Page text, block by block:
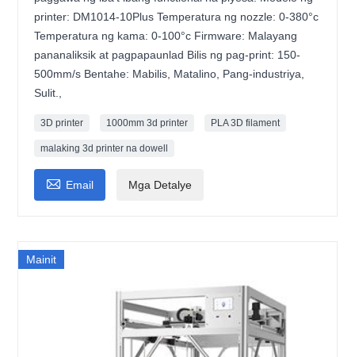
printer: DM1014-10Plus Temperatura ng nozzle: 0-380°c
Temperatura ng kama: 0-100°c Firmware: Malayang
pananaliksik at pagpapaunlad Bilis ng pag-print: 150-
500mm/s Bentahe: Mabilis, Matalino, Pang-industriya,
Sulit.,
3D printer 1000mm 3d printer PLA 3D filament
malaking 3d printer na dowell
 Email Mga Detalye
Mainit